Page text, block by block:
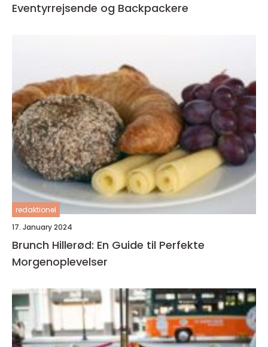
Eventyrrejsende og Backpackere
redaktionel
17. January 2024
Brunch Hillerød: En Guide til Perfekte
Morgenoplevelser